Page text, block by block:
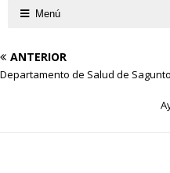
Menú
ANTERIOR
Departamento de Salud de